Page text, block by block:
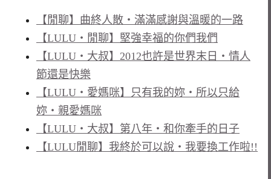
【閒聊】曲終人散‧滿滿感謝與溫暖的一路
【LULU‧閒聊】堅強幸福的你們我們
【LULU‧大叔】2012也許是世界末日‧情人
節還是快樂
【LULU‧愛媽咪】只有我的妳‧所以只給
妳‧親愛媽咪
【LULU‧大叔】第八年‧和你牽手的日子
【LULU閒聊】我終於可以說‧我要換工作啦!!